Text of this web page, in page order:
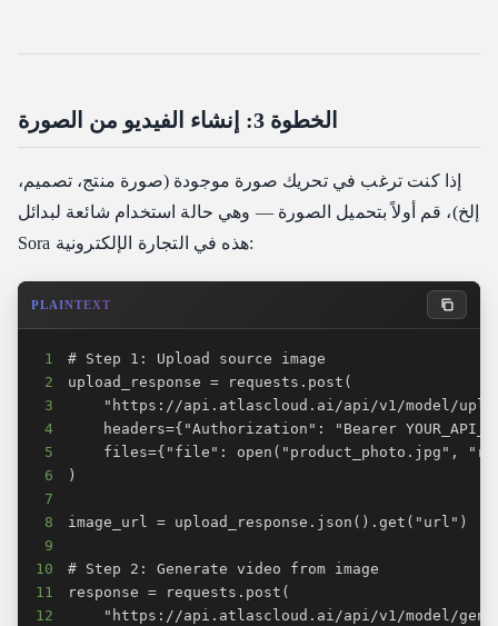
الخطوة 3: إنشاء الفيديو من الصورة
إذا كنت ترغب في تحريك صورة موجودة (صورة منتج، تصميم،
إلخ)، قم أولاً بتحميل الصورة — وهي حالة استخدام شائعة لبدائل
Sora هذه في التجارة الإلكترونية:
PLAINTEXT
1
2
3
4
5
6
7
8
9
10
11
12